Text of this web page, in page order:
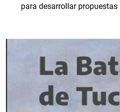
para desarrollar